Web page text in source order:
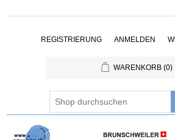
REGISTRIERUNG ANMELDEN
WARENKORB (0)